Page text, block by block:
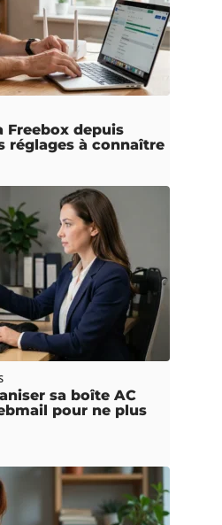
Freebox depuis
réglages à connaître
sa boîte AC
pour ne plus